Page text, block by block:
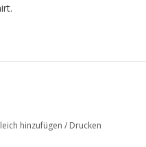
hinzufügen / Drucken